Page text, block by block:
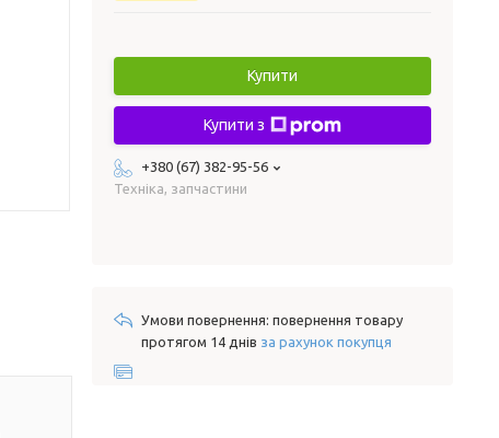
Купити
Купити з
+380 (67) 382-95-56
Техніка, запчастини
повернення товару
протягом 14 днів за рахунок покупця